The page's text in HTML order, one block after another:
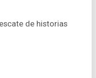
de historias